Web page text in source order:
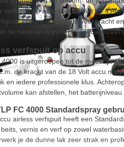
verfspuit op accu van 18 Volt en 4 Ah.
ontzettend veel kracht
de hand en is perfect
verfspuit op accu
4000 is uitgeroepen tot de meest
de kracht van de 18 Volt accu
en iedere professionele klus.
kan afstellen, het batterijniveau
FC 4000 Standardspray
airless verfspuit heeft een
vernis en verf op zowel
je de dunne lak zeer strak en